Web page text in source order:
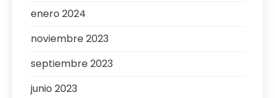
enero 2024
noviembre 2023
septiembre 2023
junio 2023